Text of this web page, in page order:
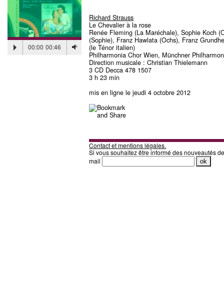
00:00 00:46
Richard Strauss
Le Chevalier à la rose
Renée Fleming (La Maréchale), Sophie Koch
(Sophie), Franz Hawlata (Ochs), Franz
(le Ténor italien)
Philharmonia Chor Wien, Münchner
Direction musicale : Christian Thielemann
3 CD Decca 478 1507
3 h 23 min
mis en ligne le jeudi 4 octobre 2012
Contact et mentions légales.
Si vous souhaitez être informé des nouveautés
mail